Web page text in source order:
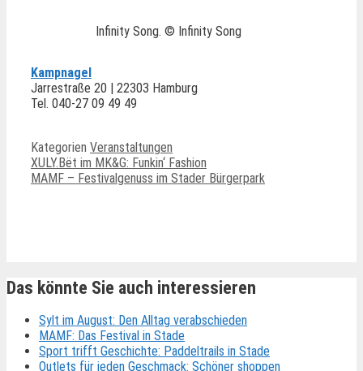
Infinity Song. © Infinity Song
Kampnagel
Jarrestraße 20 | 22303 Hamburg
Tel. 040-27 09 49 49
Kategorien Veranstaltungen
XULY.Bët im MK&G: Funkin‘ Fashion
MAMF – Festivalgenuss im Stader Bürgerpark
Das könnte Sie auch interessieren
Sylt im August: Den Alltag verabschieden
MAMF: Das Festival in Stade
Sport trifft Geschichte: Paddeltrails in Stade
Outlets für jeden Geschmack: Schöner shoppen